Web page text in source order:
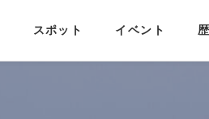
スポット イベント